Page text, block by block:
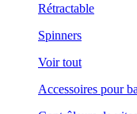
Rétractable
Spinners
Voir tout
Accessoires pour